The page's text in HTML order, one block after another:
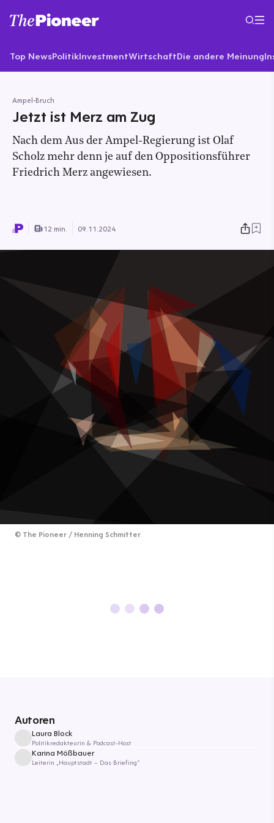
Top NewsPolitikInvestmentWirtschaftDie andere Meinung
Ampel-Bruch
Jetzt ist Merz am Zug
Nach dem Aus der Ampel-Regierung ist Olaf
Scholz mehr denn je auf den Oppositionsführer
Friedrich Merz angewiesen.
12 min. 09.11.2024
© The Pioneer / Henning Schmitter
Autoren
Laura Block
Politikredakteurin & Podcast-Host
Karina Mößbauer
Leiterin „Hauptstadt – Das Briefing“